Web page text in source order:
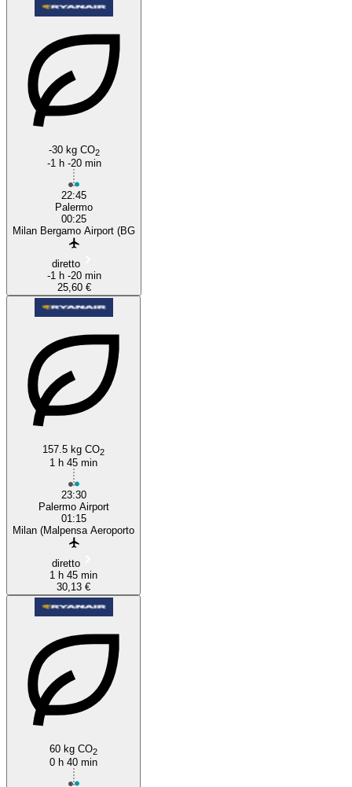
-30 kg CO2
-1 h -20 min
22:45
Palermo
00:25
Milan Bergamo Airport (BG
diretto
-1 h -20 min
25,60 €
157.5 kg CO2
1 h 45 min
23:30
Palermo Airport
01:15
Milan (Malpensa Aeroporto
diretto
1 h 45 min
30,13 €
60 kg CO2
0 h 40 min